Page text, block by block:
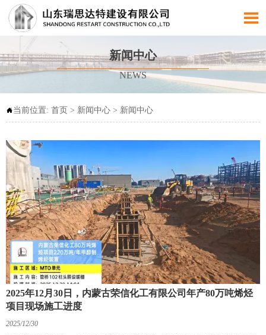

新闻中心
NEWS
当前位置: 首页 > 新闻中心 > 新闻中心
2025年12月30日，内蒙古荣信化工有限公司年产80万吨烯烃
项目现场施工进度
2025/12/30